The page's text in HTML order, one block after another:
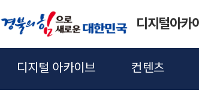
디지털아카
디지털 아카이브 컨텐츠